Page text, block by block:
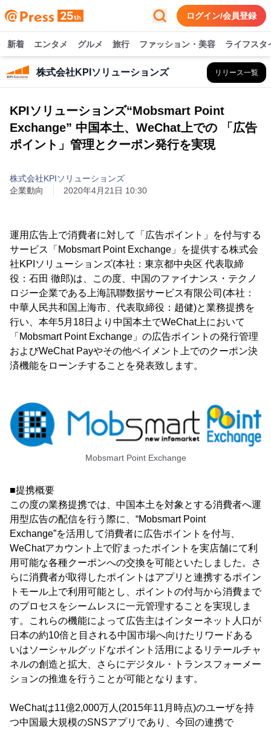
ログイン/会員登録
新着 エンタメ グルメ 旅行 ファッション・美容 ライフスタ
株式会社KPIソリューションズ リリース一覧
KPIソリューションズ“Mobsmart Point
Exchange” 中国本土、WeChat上での 「広告
ポイント」管理とクーポン発行を実現
株式会社KPIソリューションズ
企業動向
2020年4月21日 10:30
運用広告上で消費者に対して「広告ポイント」を付与する
サービス「Mobsmart Point Exchange」を提供する株式会
社KPIソリューションズ(本社：東京都中央区 代表取締
役：石田 徹郎)は、この度、中国のファイナンス・テクノ
ロジー企業である上海訊聯数据サービス有限公司(本社：
中華人民共和国上海市、代表取締役：趙健)と業務提携を
行い、本年5月18日より中国本土でWeChat上において
「Mobsmart Point Exchange」の広告ポイントの発行管理
およびWeChat Payやその他ペイメント上でのクーポン決
済機能をローンチすることを発表致します。
Mobsmart Point Exchange
■提携概要
この度の業務提携では、中国本土を対象とする消費者へ運
用型広告の配信を行う際に、“Mobsmart Point
Exchange”を活用して消費者に広告ポイントを付与、
WeChatアカウント上で貯まったポイントを実店舗にて利
用可能な各種クーポンへの交換を可能といたしました。さ
らに消費者が取得したポイントはアプリと連携するポイン
トモール上で利用可能とし、ポイントの付与から消費まで
のプロセスをシームレスに一元管理することを実現しま
す。これらの機能によって広告主はインターネット人口が
日本の約10倍と目される中国市場へ向けたリワードある
いはソーシャルグッドなポイント活用によるリテールチャ
ネルの創造と拡大、さらにデジタル・トランスフォーメー
ションの推進を行うことが可能となります。
WeChatは11億2,000万人(2015年11月時点)のユーザを持
つ中国最大規模のSNSアプリであり、今回の連携で